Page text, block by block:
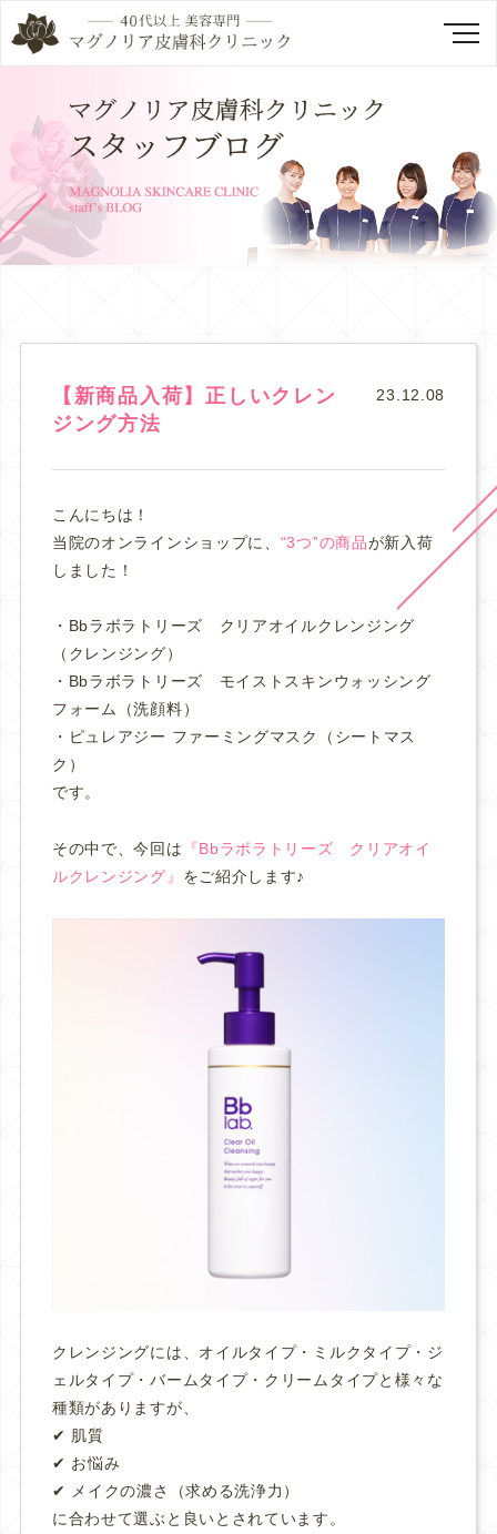
【新商品入荷】正しいクレン
ジング方法
23.12.08
こんにちは！
当院のオンラインショップに、 “3つ”の商品が新入荷
しました！
・Bbラボラトリーズ クリアオイルクレンジング
（クレンジング）
・Bbラボラトリーズ モイストスキンウォッシング
フォーム（洗顔料）
・ピュレアジー ファーミングマスク（シートマス
ク）
です。
その中で、今回は 『Bbラボラトリーズ クリアオイ
ルクレンジング』 をご紹介します♪
クレンジングには、オイルタイプ・ミルクタイプ・ジ
ェルタイプ・バームタイプ・クリームタイプと様々な
種類がありますが、
✔︎ 肌質
✔︎ お悩み
✔︎ メイクの濃さ（求める洗浄力）
に合わせて選ぶと良いとされています。